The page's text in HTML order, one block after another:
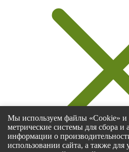
Мы используем файлы «Cookie» и
метрические системы для сбора и
информации о
использовании сайта, а также для